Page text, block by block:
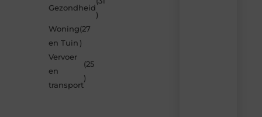
Gezondheid
)
Woning
en Tuin
(27
)
Vervoer
en
transport
(25
)